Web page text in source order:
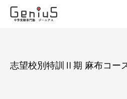
志望校別特訓Ⅱ期 麻布コー
志望校別特訓